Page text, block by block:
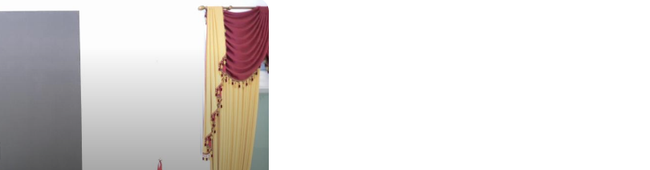
SBA Santuni 100 Anak Yatim di Aceh
Ramadhan Festival 2024
Tuntaskan Lontar Jumrah, Jemaah